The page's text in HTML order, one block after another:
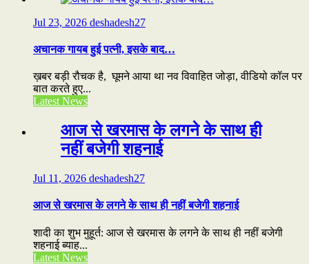
Jul 23, 2026 deshadesh27
अचानक गायब हुई पत्नी, इसके बाद…
ख़बर बड़ी रौचक है, घूमने आया था नव विवाहित जोड़ा, वीडियो कॉल पर
बात करते हुए...
Latest News
आज से खरमास के लगने के साथ ही
नहीं बजेगी शहनाई
Jul 11, 2026 deshadesh27
आज से खरमास के लगने के साथ ही नहीं बजेगी शहनाई
शादी का शुभ मुहूर्त: आज से खरमास के लगने के साथ ही नहीं बजेगी
शहनाई ब्याह...
Latest News